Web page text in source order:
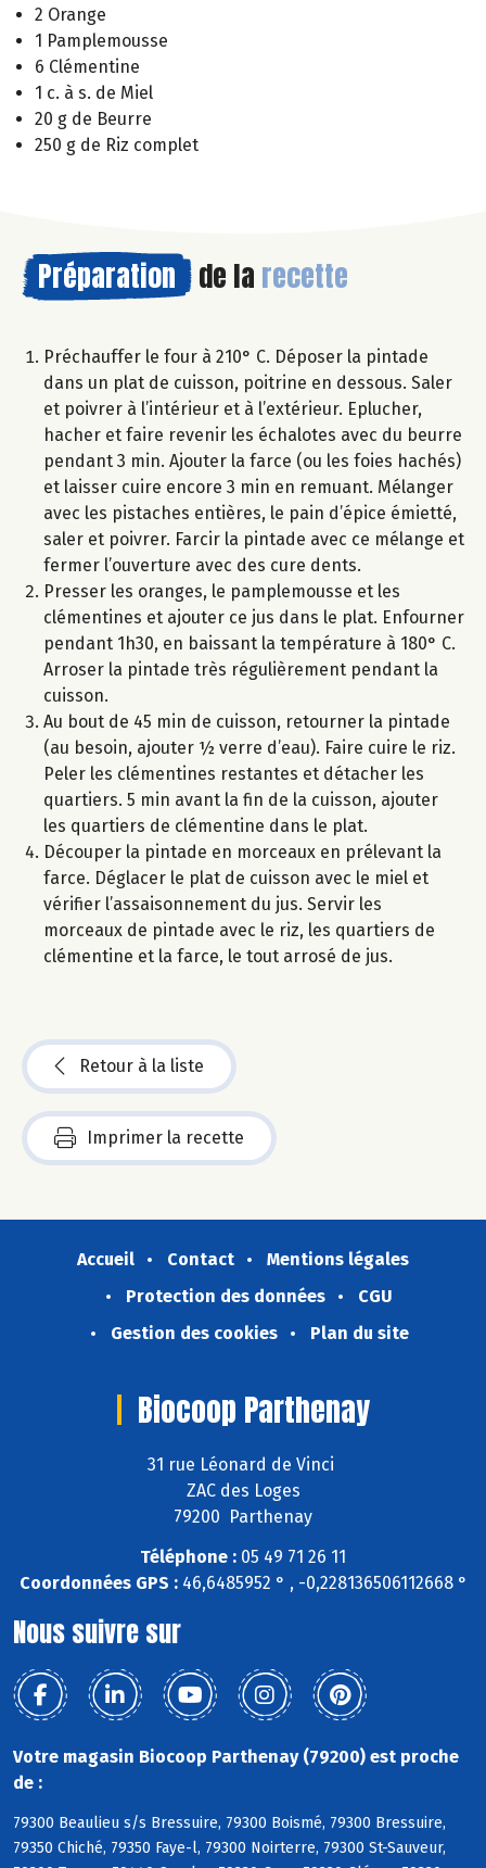
2 Orange
1 Pamplemousse
6 Clémentine
1 c. à s. de Miel
20 g de Beurre
250 g de Riz complet
Préparation de la recette
Préchauffer le four à 210° C. Déposer la pintade
dans un plat de cuisson, poitrine en dessous. Saler
et poivrer à l’intérieur et à l’extérieur. Eplucher,
hacher et faire revenir les échalotes avec du beurre
pendant 3 min. Ajouter la farce (ou les foies hachés)
et laisser cuire encore 3 min en remuant. Mélanger
avec les pistaches entières, le pain d’épice émietté,
saler et poivrer. Farcir la pintade avec ce mélange et
fermer l’ouverture avec des cure dents.
Presser les oranges, le pamplemousse et les
clémentines et ajouter ce jus dans le plat. Enfourner
pendant 1h30, en baissant la température à 180° C.
Arroser la pintade très régulièrement pendant la
cuisson.
Au bout de 45 min de cuisson, retourner la pintade
(au besoin, ajouter ½ verre d’eau). Faire cuire le riz.
Peler les clémentines restantes et détacher les
quartiers. 5 min avant la fin de la cuisson, ajouter
les quartiers de clémentine dans le plat.
Découper la pintade en morceaux en prélevant la
farce. Déglacer le plat de cuisson avec le miel et
vérifier l’assaisonnement du jus. Servir les
morceaux de pintade avec le riz, les quartiers de
clémentine et la farce, le tout arrosé de jus.
Retour à la liste
Imprimer la recette
Accueil Contact
Mentions légales
Protection des données
CGU
Gestion des cookies
Plan du site
Biocoop Parthenay
31 rue Léonard de Vinci
ZAC des Loges
79200 Parthenay
Téléphone : 05 49 71 26 11
Coordonnées GPS :46,6485952 ° , -0,228136506112668 °
Nous suivre sur
Votre magasin Biocoop Parthenay (79200) est proche
de :
79300 Beaulieu s/s Bressuire, 79300 Boismé, 79300 Bressuire,
79350 Chiché, 79350 Faye-l, 79300 Noirterre, 79300 St-Sauveur,